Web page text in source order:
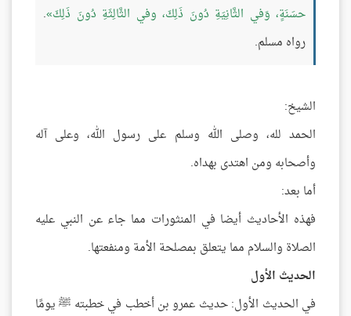
حسَنَةٍ، وَفي الثَّانِيَةِ دُونَ ذَلِكَ، وفي الثَّالِثَةِ دُونَ ذَلِكَ .
رواه مسلم.
الشيخ:
الحمد لله، وصلى الله وسلم على رسول الله، وعلى آله
وأصحابه ومن اهتدى بهداه.
أما بعد:
فهذه الأحاديث أيضا في المنثورات مما جاء عن النبي عليه
الصلاة والسلام مما يتعلق بمصلحة الأمة ومنفعتها.
الحديث الأول
في الحديث الأول: حديث عمرو بن أخطب في خطبته ﷺ يومًا